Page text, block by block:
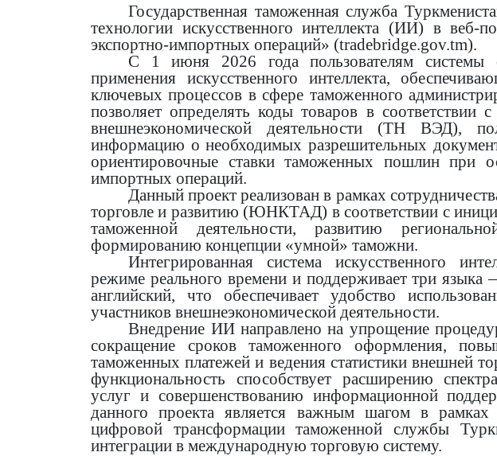
Государственная таможенная служба
технологии искусственного интеллекта (ИИ) в веб-
экспортно-импортных операций» (tradebridge.gov.tm).
С 1 июня 2026 года пользователям системы
применения искусственного интеллекта,
ключевых процессов в сфере таможенного
позволяет определять коды товаров в соответствии
внешнеэкономической деятельности (ТН ВЭД),
информацию о необходимых разрешительных
ориентировочные ставки таможенных пошлин при
импортных операций.
Данный проект реализован в рамках
торговле и развитию (ЮНКТАД) в соответствии с
таможенной деятельности, развитию
формированию концепции «умной» таможни.
Интегрированная система искусственного
режиме реального времени и поддерживает три языка
английский, что обеспечивает удобство
участников внешнеэкономической деятельности.
Внедрение ИИ направлено на упрощение
сокращение сроков таможенного оформления,
таможенных платежей и ведения статистики внешней
функциональность способствует расширению
услуг и совершенствованию информационной
данного проекта является важным шагом в
цифровой трансформации таможенной службы
интеграции в международную торговую систему.